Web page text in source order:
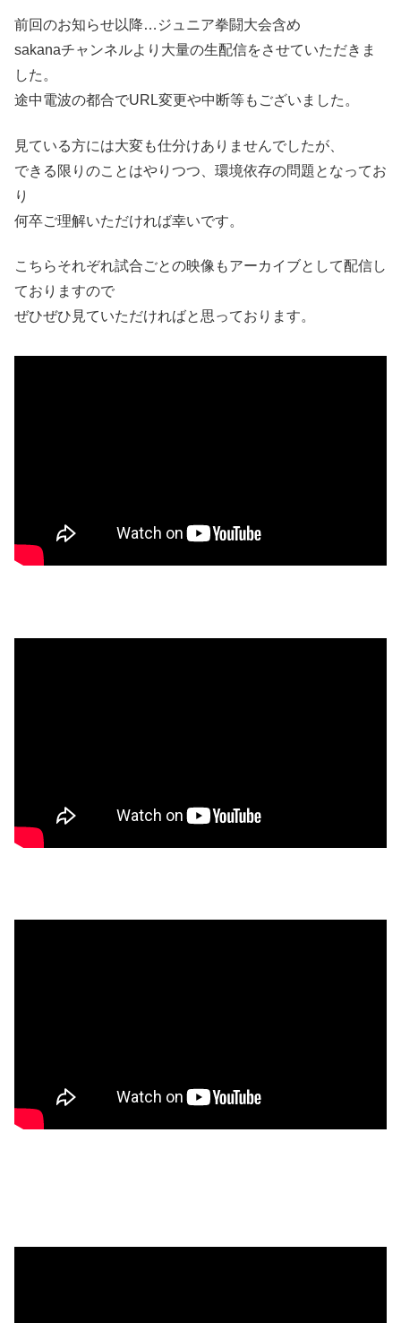
前回のお知らせ以降…ジュニア拳闘大会含め
sakanaチャンネルより大量の生配信をさせていただきま
した。
途中電波の都合でURL変更や中断等もございました。
見ている方には大変も仕分けありませんでしたが、
できる限りのことはやりつつ、環境依存の問題となってお
り
何卒ご理解いただければ幸いです。
こちらそれぞれ試合ごとの映像もアーカイブとして配信し
ておりますので
ぜひぜひ見ていただければと思っております。